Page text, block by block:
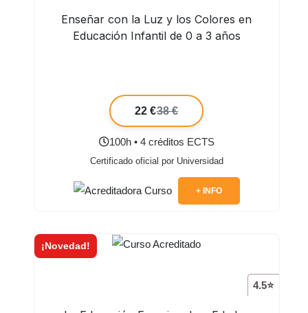
Enseñar con la Luz y los Colores en
Educación Infantil de 0 a 3 años
22 €38 €
100h • 4 créditos ECTS
Certificado oficial por Universidad
+ INFO
¡Novedad!
4.5⭐